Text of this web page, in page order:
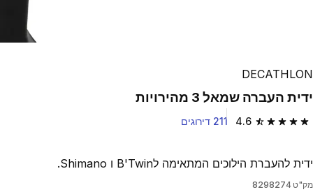
DECATHLON
ידית העברה שמאל 3 מהירויות
4.6 4.6 out of 5 stars from 211 reviews 211 דירוגים
ידית להעברת הילוכים המתאימה לB'Twin ו Shimano.
מק"ט 8298274